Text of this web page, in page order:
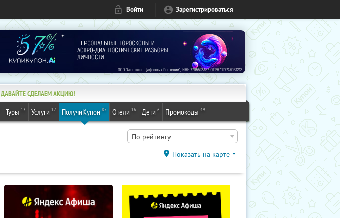
Войти Зарегистрироваться
ДАВАЙТЕ СДЕЛАЕМ АКЦИЮ!
Туры 13 Услуги 12 ПолучиКупон 85 Отели 16 Дети 6 Промокоды 49
По рейтингу
Показать на карте